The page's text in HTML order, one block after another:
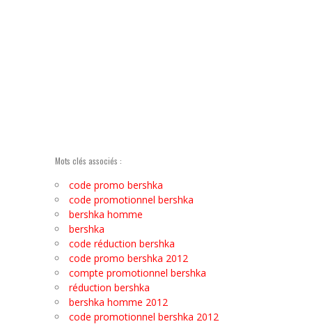
Mots clés associés :
code promo bershka
code promotionnel bershka
bershka homme
bershka
code réduction bershka
code promo bershka 2012
compte promotionnel bershka
réduction bershka
bershka homme 2012
code promotionnel bershka 2012